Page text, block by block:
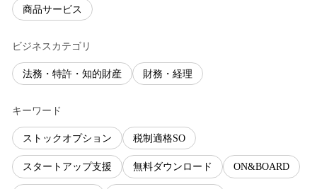
商品サービス
ビジネスカテゴリ
法務・特許・知的財産 財務・経理
キーワード
ストックオプション 税制適格SO
スタートアップ支援 無料ダウンロード ON&BOARD